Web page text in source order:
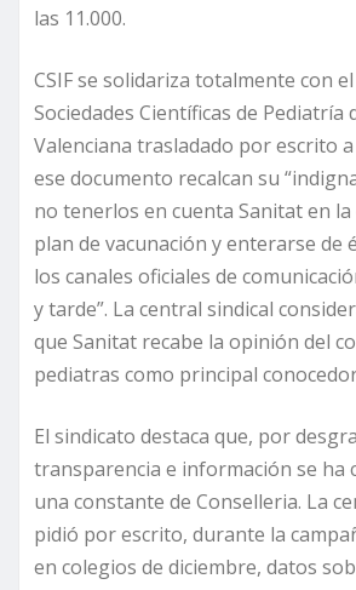
las 11.000.
CSIF se solidariza totalmente con
Sociedades Científicas de Pediatría
Valenciana trasladado por escrito
ese documento recalcan su
no tenerlos en cuenta Sanitat en
plan de vacunación y enterarse de
los canales oficiales de
y tarde”. La central sindical
que Sanitat recabe la opinión del
pediatras como principal
El sindicato destaca que, por
transparencia e información se ha
una constante de Conselleria. La
pidió por escrito, durante la
en colegios de diciembre, datos